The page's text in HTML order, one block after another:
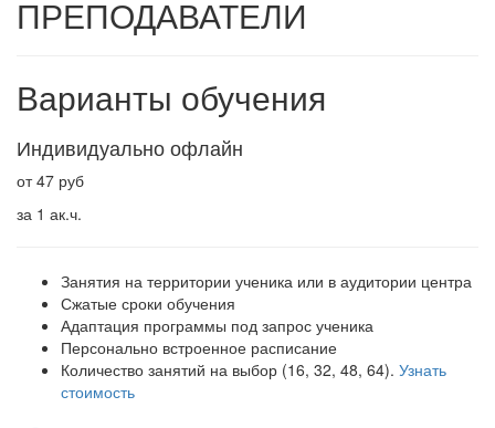
ПРЕПОДАВАТЕЛИ
Варианты обучения
Индивидуально офлайн
от 47 руб
за 1 ак.ч.
Занятия на территории ученика или в аудитории центра
Сжатые сроки обучения
Адаптация программы под запрос ученика
Персонально встроенное расписание
Количество занятий на выбор (16, 32, 48, 64). Узнать
стоимость